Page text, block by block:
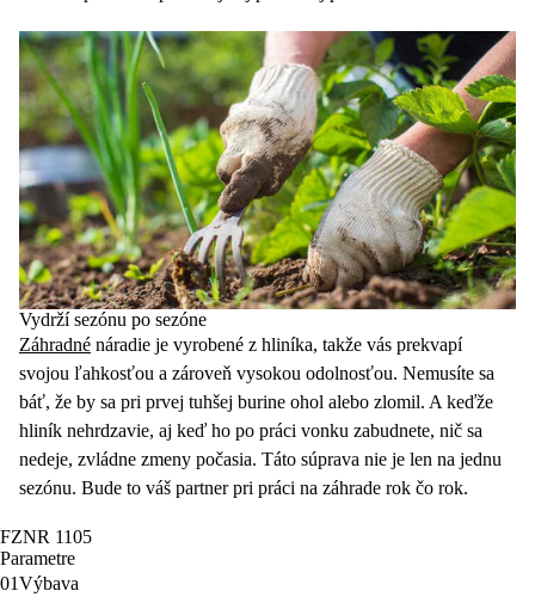
Vydrží sezónu po sezóne
Záhradné náradie je vyrobené z hliníka, takže vás prekvapí
svojou ľahkosťou a zároveň vysokou odolnosťou. Nemusíte sa
báť, že by sa pri prvej tuhšej burine ohol alebo zlomil. A keďže
hliník nehrdzavie, aj keď ho po práci vonku zabudnete, nič sa
nedeje, zvládne zmeny počasia. Táto súprava nie je len na jednu
sezónu. Bude to váš partner pri práci na záhrade rok čo rok.
FZNR 1105
Parametre
01Výbava